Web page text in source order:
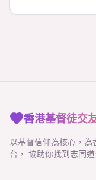
香港基督徒交
以基督信仰為核心，
台， 協助你找到志同